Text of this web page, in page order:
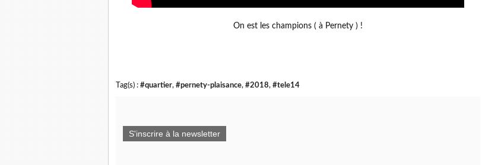
On est les champions ( à Pernety ) !
Tag(s) : #quartier, #pernety-plaisance, #2018, #tele14
S'inscrire à la newsletter